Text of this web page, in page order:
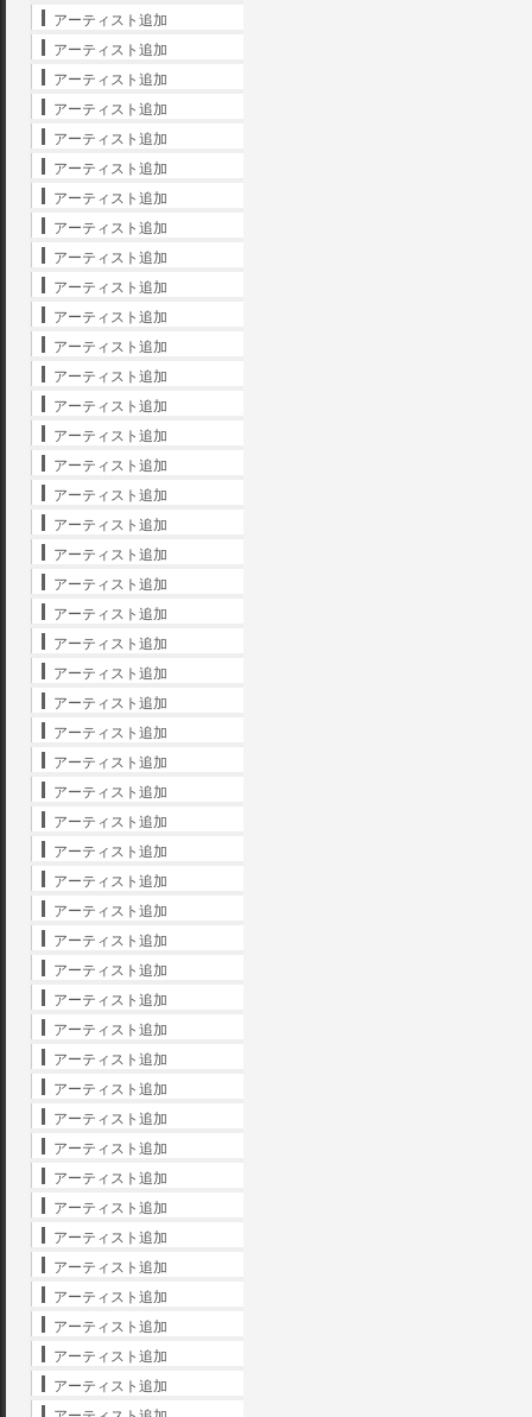
アーティスト追加
アーティスト追加
アーティスト追加
アーティスト追加
アーティスト追加
アーティスト追加
アーティスト追加
アーティスト追加
アーティスト追加
アーティスト追加
アーティスト追加
アーティスト追加
アーティスト追加
アーティスト追加
アーティスト追加
アーティスト追加
アーティスト追加
アーティスト追加
アーティスト追加
アーティスト追加
アーティスト追加
アーティスト追加
アーティスト追加
アーティスト追加
アーティスト追加
アーティスト追加
アーティスト追加
アーティスト追加
アーティスト追加
アーティスト追加
アーティスト追加
アーティスト追加
アーティスト追加
アーティスト追加
アーティスト追加
アーティスト追加
アーティスト追加
アーティスト追加
アーティスト追加
アーティスト追加
アーティスト追加
アーティスト追加
アーティスト追加
アーティスト追加
アーティスト追加
アーティスト追加
アーティスト追加